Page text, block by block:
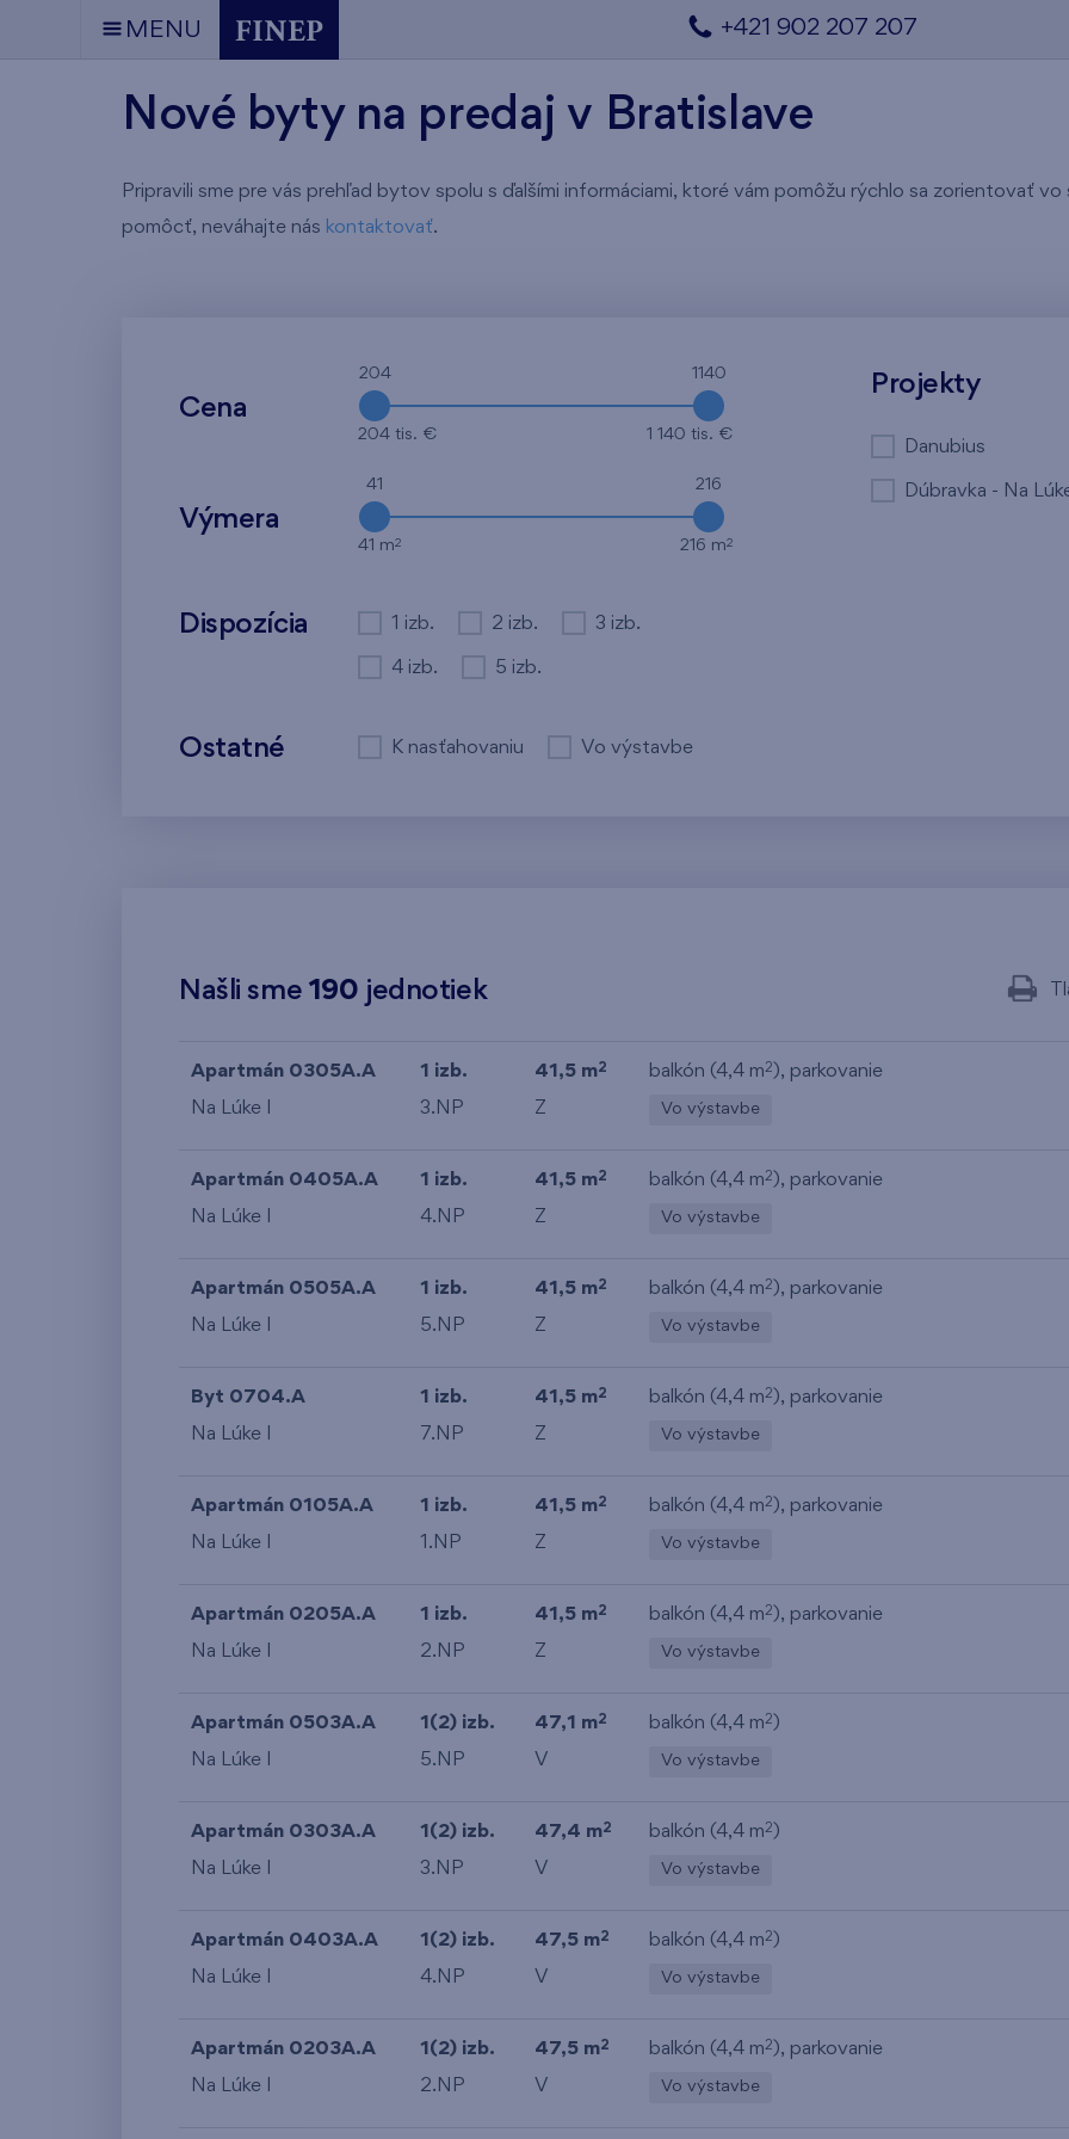
MENU +421 902 207 207
Nové byty na predaj v Bratislave
Pripravili sme pre vás prehľad bytov spolu s ďalšími informáciami, ktoré vám pomôžu rýchlo sa zorientovať
pomôcť, neváhajte nás kontaktovať.
Cena
204 1140
204 tis. € 1 140 tis. €
Výmera
41 216
41 m2 216 m2
Dispozícia 1 izb. 2 izb. 3 izb.
4 izb. 5 izb.
Ostatné K nasťahovaniu Vo výstavbe
Projekty
Danubius
Dúbravka - Na
Našli sme 190 jednotiek
Apartmán 0305A.A 1 izb. 41,5 m2 balkón (4,4 m2 ), parkovanie
Na Lúke I 3.NP Z Vo výstavbe
Apartmán 0405A.A 1 izb. 41,5 m2 balkón (4,4 m2 ), parkovanie
Na Lúke I 4.NP Z Vo výstavbe
Apartmán 0505A.A 1 izb. 41,5 m2 balkón (4,4 m2 ), parkovanie
Na Lúke I 5.NP Z Vo výstavbe
Byt 0704.A 1 izb. 41,5 m2 balkón (4,4 m2 ), parkovanie
Na Lúke I 7.NP Z Vo výstavbe
Apartmán 0105A.A 1 izb. 41,5 m2 balkón (4,4 m2 ), parkovanie
Na Lúke I 1.NP Z Vo výstavbe
Apartmán 0205A.A 1 izb. 41,5 m2 balkón (4,4 m2 ), parkovanie
Na Lúke I 2.NP Z Vo výstavbe
Apartmán 0503A.A 1(2) izb. 47,1 m2 balkón (4,4 m2 )
Na Lúke I 5.NP V Vo výstavbe
Apartmán 0303A.A 1(2) izb. 47,4 m2 balkón (4,4 m2 )
Na Lúke I 3.NP V Vo výstavbe
Apartmán 0403A.A 1(2) izb. 47,5 m2 balkón (4,4 m2 )
Na Lúke I 4.NP V Vo výstavbe
Apartmán 0203A.A 1(2) izb. 47,5 m2 balkón (4,4 m2 ), parkovanie
Na Lúke I 2.NP V Vo výstavbe